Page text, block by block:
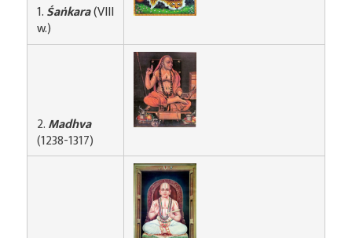
1.Śaṅkara(VIII
w.)
2.Madhva
(1238-1317)